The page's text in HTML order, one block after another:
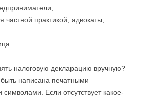
практикой, адвокаты,
налоговую декларацию вручную?
написана печатными
Если отсутствует какое-